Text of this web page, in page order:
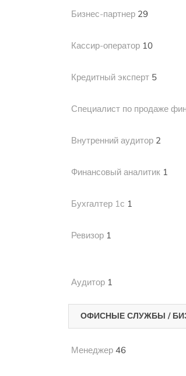
Бизнес-партнер 29
Кассир-оператор 10
Кредитный эксперт 5
Специалист по продаже
Внутренний аудитор 2
Финансовый аналитик 1
Бухгалтер 1с 1
Ревизор 1
Аудитор 1
ОФИСНЫЕ СЛУЖБЫ /
Менеджер 46